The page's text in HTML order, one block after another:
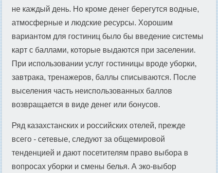
не каждый день. Но кроме денег берегутся водные,
атмосферные и людские ресурсы. Хорошим
вариантом для гостиниц было бы введение системы
карт с баллами, которые выдаются при заселении.
При использовании услуг гостиницы вроде уборки,
завтрака, тренажеров, баллы списываются. После
выселения часть неиспользованных баллов
возвращается в виде денег или бонусов.
Ряд казахстанских и российских отелей, прежде
всего - сетевые, следуют за общемировой
тенденцией и дают посетителям право выбора в
вопросах уборки и смены белья. А эко-выбор